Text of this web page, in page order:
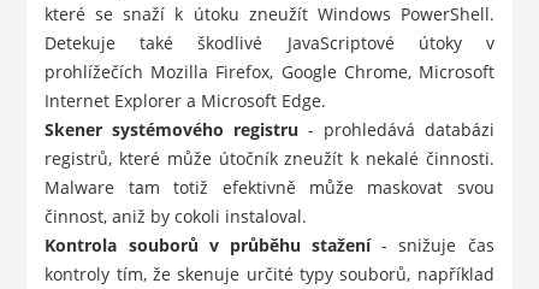
které se snaží k útoku zneužít Windows PowerShell.
Detekuje také škodlivé JavaScriptové útoky v
prohlížečích Mozilla Firefox, Google Chrome, Microsoft
Internet Explorer a Microsoft Edge.
Skener systémového registru - prohledává databázi
registrů, které může útočník zneužít k nekalé činnosti.
Malware tam totiž efektivně může maskovat svou
činnost, aniž by cokoli instaloval.
Kontrola souborů v průběhu stažení- snižuje čas
kontroly tím, že skenuje určité typy souborů, například